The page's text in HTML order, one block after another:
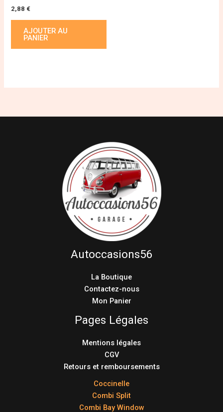
2,88 €
AJOUTER AU
PANIER
Autoccasions56
La Boutique
Contactez-nous
Mon Panier
Pages Légales
Mentions légales
CGV
Retours et remboursements
Coccinelle
Combi Split
Combi Bay Window